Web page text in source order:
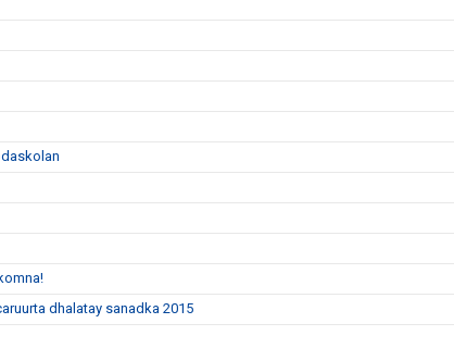
dhalatay sanadka 2015